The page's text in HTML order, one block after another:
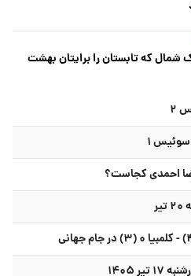
شمال که تابستان را برایتان بهشت
احمدی کجاست؟
۱۴۰۵